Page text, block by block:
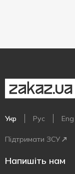
Укр Рус Eng
Підтримати ЗСУ
Напишіть нам